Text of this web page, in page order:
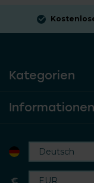
Kategorien
Informationen
€